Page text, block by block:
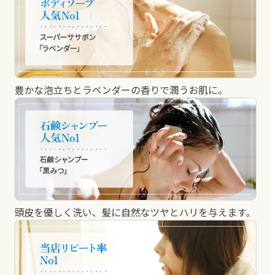
豊かな泡立ちとラベンダーの香りで潤うお肌に。
頭皮を優しく洗い、髪に自然なツヤとハリを与えます。